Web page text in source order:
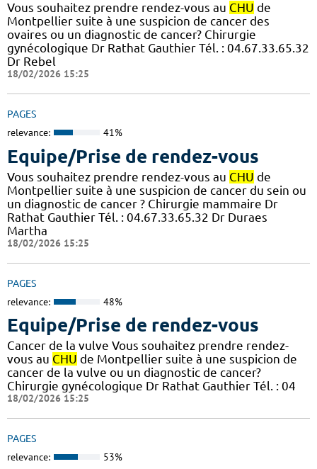
Vous souhaitez prendre rendez-vous au CHU de
Montpellier suite à une suspicion de cancer des
ovaires ou un diagnostic de cancer? Chirurgie
gynécologique Dr Rathat Gauthier Tél. : 04.67.33.65.32
Dr Rebel
18/02/2026 15:25
PAGES
relevance: 41%
Equipe/Prise de rendez-vous
Vous souhaitez prendre rendez-vous au CHU de
Montpellier suite à une suspicion de cancer du sein ou
un diagnostic de cancer ? Chirurgie mammaire Dr
Rathat Gauthier Tél. : 04.67.33.65.32 Dr Duraes
Martha
18/02/2026 15:25
PAGES
relevance: 48%
Equipe/Prise de rendez-vous
Cancer de la vulve Vous souhaitez prendre rendez-
vous au CHU de Montpellier suite à une suspicion de
cancer de la vulve ou un diagnostic de cancer?
Chirurgie gynécologique Dr Rathat Gauthier Tél. : 04
18/02/2026 15:25
PAGES
relevance: 53%